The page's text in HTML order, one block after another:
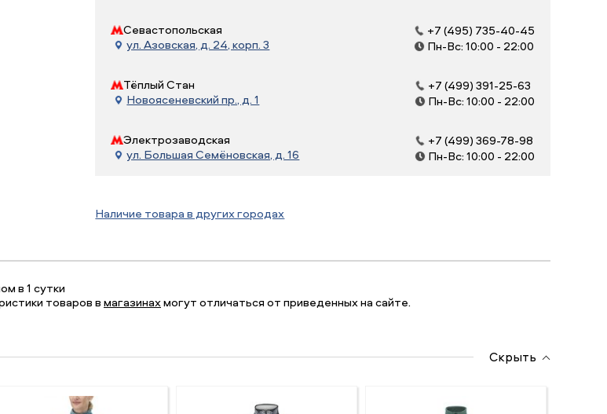
Севастопольская
ул. Азовская, д. 24, корп. 3
+7 (495) 735-40-45
Пн-Вс: 10:00 - 22:00
Тёплый Стан
Новоясеневский пр., д. 1
+7 (499) 391-25-63
Пн-Вс: 10:00 - 22:00
Электрозаводская
ул. Большая Семёновская, д. 16
+7 (499) 369-78-98
Пн-Вс: 10:00 - 22:00
Наличие товара в других городах
в 1 сутки
товаров вмагазинахмогут отличаться от приведенных на сайте.
Скрыть